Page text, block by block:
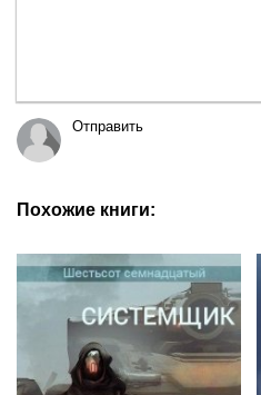
Отправить
Похожие книги: